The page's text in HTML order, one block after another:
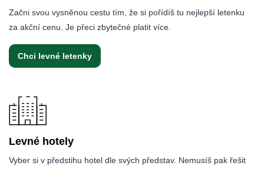
Začni svou vysněnou cestu tím, že si pořídíš tu nejlepší letenku
za akční cenu. Je přeci zbytečné platit více.
Chci levné letenky
Levné hotely
Vyber si v předstihu hotel dle svých představ. Nemusíš pak řešit